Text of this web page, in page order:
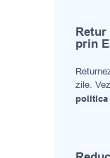
prin
zile.
politica